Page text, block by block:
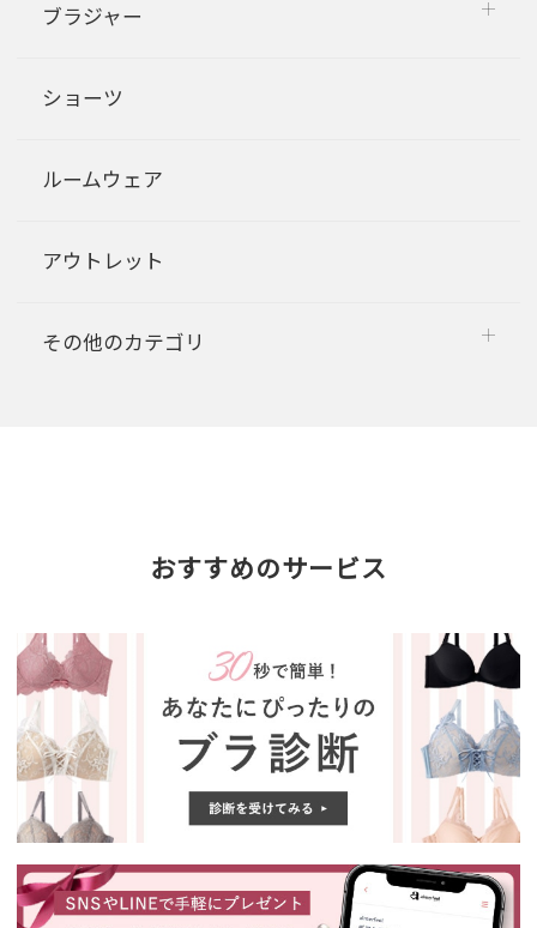
ブラジャー
ショーツ
ルームウェア
アウトレット
その他のカテゴリ
おすすめのサービス